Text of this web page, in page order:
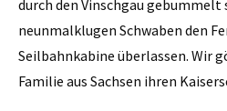
durch den Vinschgau gebummelt
neunmalklugen Schwaben den
Seilbahnkabine überlassen. Wir
Familie aus Sachsen ihren